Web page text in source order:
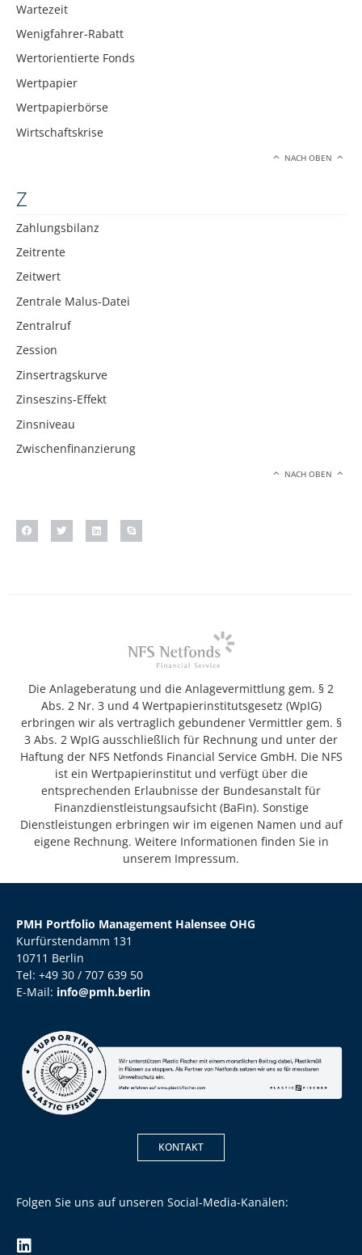
Wartezeit
Wenigfahrer-Rabatt
Wertorientierte Fonds
Wertpapier
Wertpapierbörse
Wirtschaftskrise
NACH OBEN
Z
Zahlungsbilanz
Zeitrente
Zeitwert
Zentrale Malus-Datei
Zentralruf
Zession
Zinsertragskurve
Zinseszins-Effekt
Zinsniveau
Zwischenfinanzierung
NACH OBEN
Die Anlageberatung und die Anlagevermittlung gem. § 2
Abs. 2 Nr. 3 und 4 Wertpapierinstitutsgesetz (WpIG)
erbringen wir als vertraglich gebundener Vermittler gem. §
3 Abs. 2 WpIG ausschließlich für Rechnung und unter der
Haftung der NFS Netfonds Financial Service GmbH. Die NFS
ist ein Wertpapierinstitut und verfügt über die
entsprechenden Erlaubnisse der Bundesanstalt für
Finanzdienstleistungsaufsicht (BaFin). Sonstige
Dienstleistungen erbringen wir im eigenen Namen und auf
eigene Rechnung. Weitere Informationen finden Sie in
unserem Impressum.
PMH Portfolio Management Halensee OHG
Kurfürstendamm 131
10711 Berlin
Tel: +49 30 / 707 639 50
E-Mail: info@pmh.berlin
KONTAKT
Folgen Sie uns auf unseren Social-Media-Kanälen: